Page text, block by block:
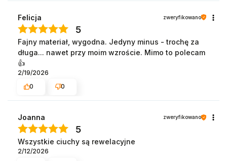
Felicja zweryfikowano
5
Fajny materiał, wygodna. Jedyny minus - trochę za
długa... nawet przy moim wzroście. Mimo to polecam
👍️
2/19/2026
0
0
Joanna zweryfikowano
5
Wszystkie ciuchy są rewelacyjne
2/12/2026